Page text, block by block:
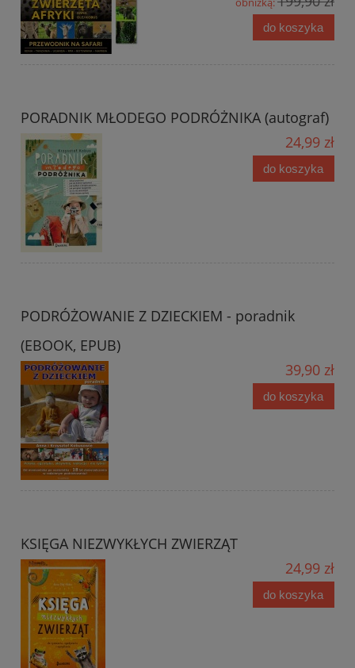
do koszyka
PORADNIK MŁODEGO PODRÓŻNIKA (autograf)
24,99 zł
do koszyka
PODRÓŻOWANIE Z DZIECKIEM - poradnik
(EBOOK, EPUB)
39,90 zł
do koszyka
KSIĘGA NIEZWYKŁYCH ZWIERZĄT
24,99 zł
do koszyka